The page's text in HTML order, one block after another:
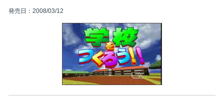
発売日：2008/03/12